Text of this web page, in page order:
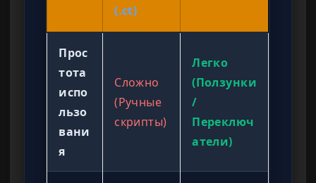
(.ct)
Прос
тота
испо
льзо
вани
я
Сложно
(Ручные
скрипты)
Легко
(Ползунки
/
Переключ
атели)